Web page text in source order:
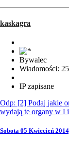
kaskagra
Bywalec
Wiadomości: 25
IP zapisane
Odp: [2] Podaj jakie
wydają te organy w I
Sobota 05 Kwiecień